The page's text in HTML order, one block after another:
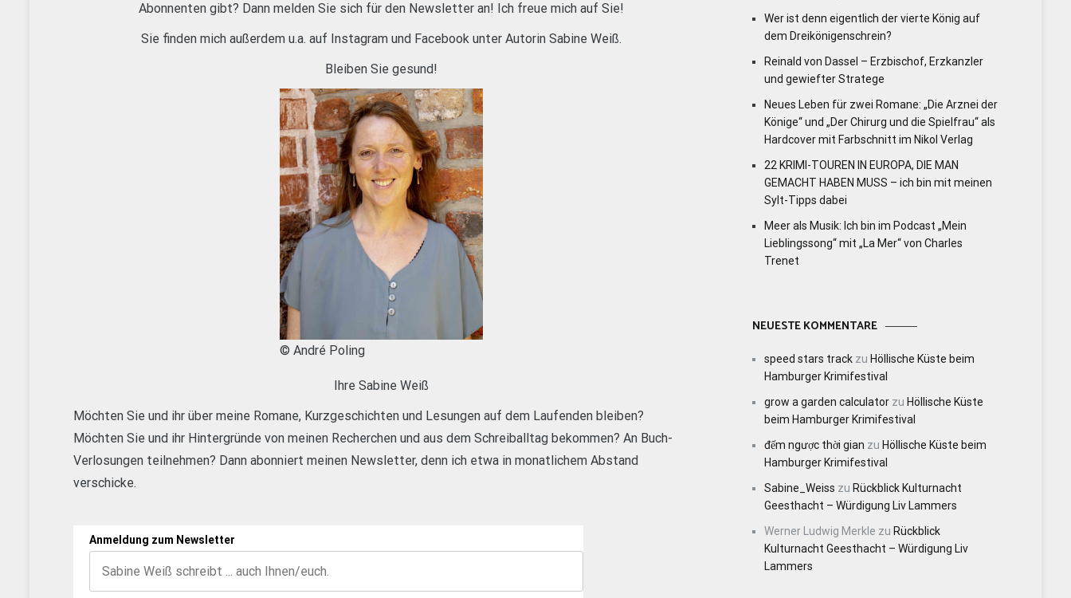
Abonnenten gibt? Dann melden Sie sich für den Newsletter an! Ich freue mich auf Sie!
Sie finden mich außerdem u.a. auf Instagram und Facebook unter Autorin Sabine Weiß.
Bleiben Sie gesund!
© André Poling
Ihre Sabine Weiß
Möchten Sie und ihr über meine Romane, Kurzgeschichten und Lesungen auf dem Laufenden bleiben?
Möchten Sie und ihr Hintergründe von meinen Recherchen und aus dem Schreiballtag bekommen? An Buch-
Verlosungen teilnehmen? Dann abonniert meinen Newsletter, denn ich etwa in monatlichem Abstand
verschicke.
Anmeldung zum Newsletter
Wer ist denn eigentlich der vierte König auf
dem Dreikönigenschrein?
Reinald von Dassel – Erzbischof, Erzkanzler
und gewiefter Stratege
Neues Leben für zwei Romane: „Die Arznei der
Könige“ und „Der Chirurg und die Spielfrau“ als
Hardcover mit Farbschnitt im Nikol Verlag
22 KRIMI-TOUREN IN EUROPA, DIE MAN
GEMACHT HABEN MUSS – ich bin mit meinen
Sylt-Tipps dabei
Meer als Musik: Ich bin im Podcast „Mein
Lieblingssong“ mit „La Mer“ von Charles
Trenet
NEUESTE KOMMENTARE
speed stars track zu Höllische Küste beim
Hamburger Krimifestival
grow a garden calculator zu Höllische Küste
beim Hamburger Krimifestival
đếm ngược thời gian zu Höllische Küste beim
Hamburger Krimifestival
Sabine_Weiss zu Rückblick Kulturnacht
Geesthacht – Würdigung Liv Lammers
Werner Ludwig Merkle zu Rückblick
Kulturnacht Geesthacht – Würdigung Liv
Lammers